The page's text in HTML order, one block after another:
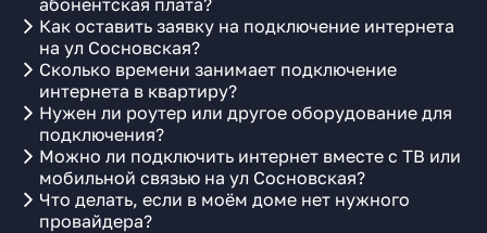
абонентская плата?
Как оставить заявку на подключение интернета
на ул Сосновская?
Сколько времени занимает подключение
интернета в квартиру?
Нужен ли роутер или другое оборудование для
подключения?
Можно ли подключить интернет вместе с ТВ или
мобильной связью на ул Сосновская?
Что делать, если в моём доме нет нужного
провайдера?